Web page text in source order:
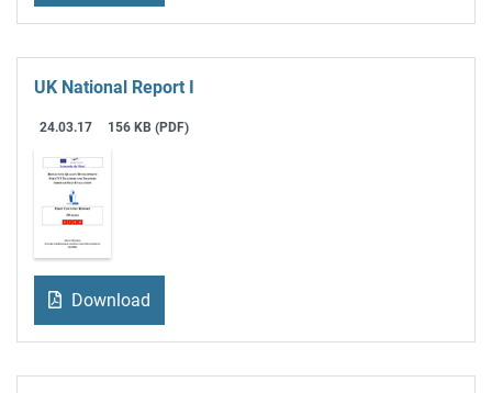
UK National Report I
24.03.17 156 KB (PDF)
Download